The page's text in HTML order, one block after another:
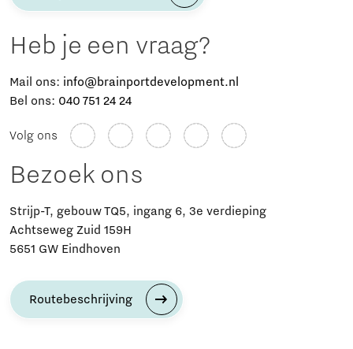
Heb je een vraag?
Mail ons: info@brainportdevelopment.nl
Bel ons: 040 751 24 24
Volg ons
Bezoek ons
Strijp-T, gebouw TQ5, ingang 6, 3e verdieping
Achtseweg Zuid 159H
5651 GW Eindhoven
Routebeschrijving